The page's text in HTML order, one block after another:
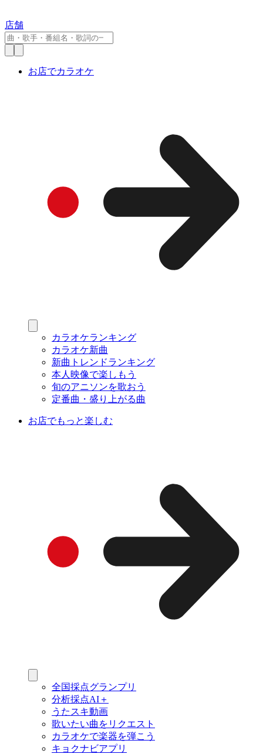
店舗
お店でカラオケ
カラオケランキング
カラオケ新曲
新曲トレンドランキング
本人映像で楽しもう
旬のアニソンを歌おう
定番曲・盛り上がる曲
お店でもっと楽しむ
全国採点グランプリ
分析採点AI＋
うたスキ動画
歌いたい曲をリクエスト
カラオケで楽器を弾こう
キョクナビアプリ